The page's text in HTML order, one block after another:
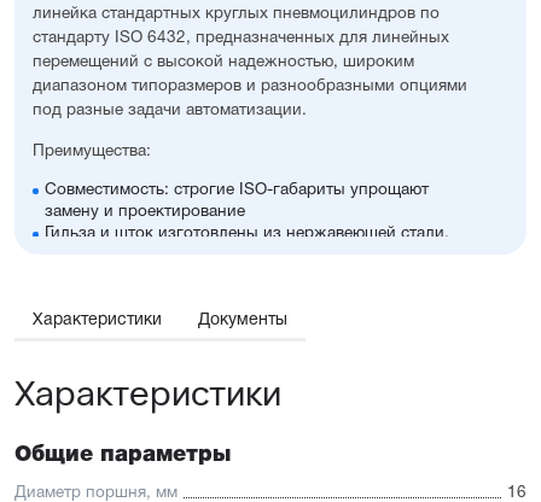
линейка стандартных круглых пневмоцилиндров по
стандарту ISO 6432, предназначенных для линейных
перемещений с высокой надежностью, широким
диапазоном типоразмеров и разнообразными опциями
под разные задачи автоматизации.
Преимущества:
Совместимость: строгие ISO-габариты упрощают
замену и проектирование
Гильза и шток изготовлены из нержавеющей стали,
множество других полезных опций
Отличительные черты:
Простой монтаж в ограниченном пространстве
Низкий уровень шума работы
Характеристики Документы
Характеристики
Общие параметры
Диаметр поршня, мм 16